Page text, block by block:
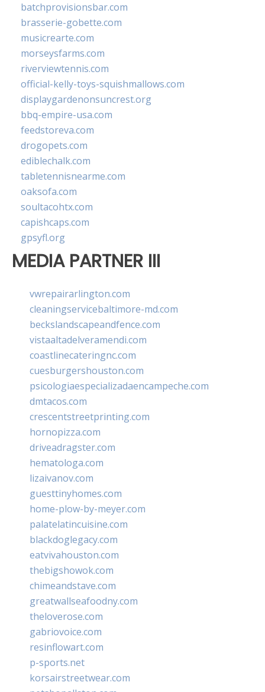
batchprovisionsbar.com
brasserie-gobette.com
musicrearte.com
morseysfarms.com
riverviewtennis.com
official-kelly-toys-squishmallows.com
displaygardenonsuncrest.org
bbq-empire-usa.com
feedstoreva.com
drogopets.com
ediblechalk.com
tabletennisnearme.com
oaksofa.com
soultacohtx.com
capishcaps.com
gpsyfl.org
MEDIA PARTNER III
vwrepairarlington.com
cleaningservicebaltimore-md.com
beckslandscapeandfence.com
vistaaltadelveramendi.com
coastlinecateringnc.com
cuesburgershouston.com
psicologiaespecializadaencampeche.com
dmtacos.com
crescentstreetprinting.com
hornopizza.com
driveadragster.com
hematologa.com
lizaivanov.com
guesttinyhomes.com
home-plow-by-meyer.com
palatelatincuisine.com
blackdoglegacy.com
eatvivahouston.com
thebigshowok.com
chimeandstave.com
greatwallseafoodny.com
theloverose.com
gabriovoice.com
resinflowart.com
p-sports.net
korsairstreetwear.com